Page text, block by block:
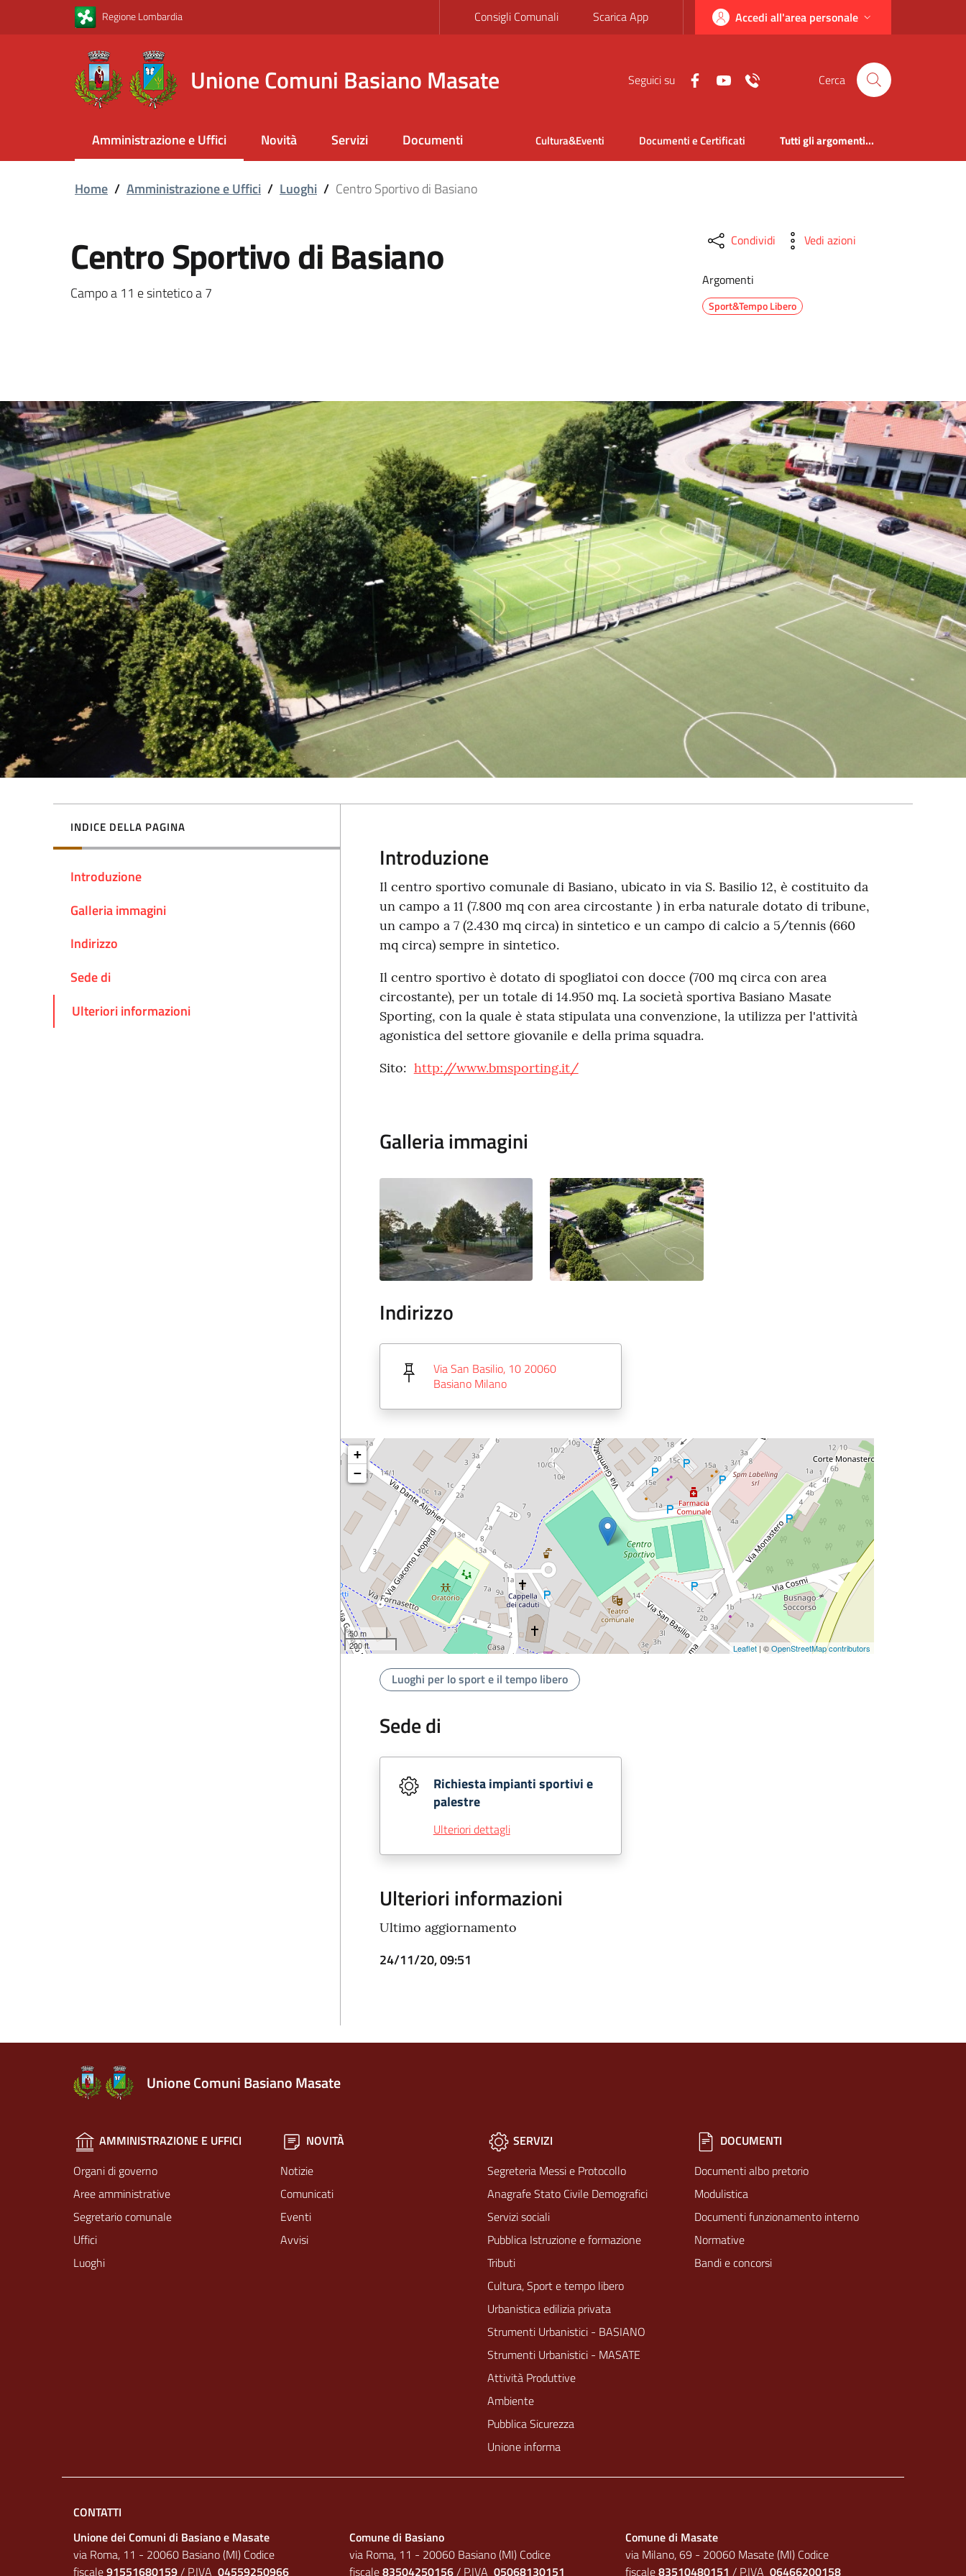
Vai al contenuto principale
Regione Lombardia Consigli Comunali Scarica App Accedi all'area personale
Unione Comuni Basiano Masate Seguici su Cerca
Amministrazione e Uffici Novità Servizi Documenti Cultura&Eventi Documenti e Certificati Tutti gli argomenti...
Home / Amministrazione e Uffici / Luoghi / Centro Sportivo di Basiano
Centro Sportivo di Basiano
Campo a 11 e sintetico a 7
Condividi Vedi azioni
Argomenti
Sport&Tempo Libero
INDICE DELLA PAGINA
Introduzione
Galleria immagini
Indirizzo
Sede di
Ulteriori informazioni
Introduzione
Il centro sportivo comunale di Basiano, ubicato in via S. Basilio 12, è costituito da
un campo a 11 (7.800 mq con area circostante ) in erba naturale dotato di tribune,
un campo a 7 (2.430 mq circa) in sintetico e un campo di calcio a 5/tennis (660
mq circa) sempre in sintetico.
Il centro sportivo è dotato di spogliatoi con docce (700 mq circa con area
circostante), per un totale di 14.950 mq. La società sportiva Basiano Masate
Sporting, con la quale è stata stipulata una convenzione, la utilizza per l'attività
agonistica del settore giovanile e della prima squadra.
Sito: http://www.bmsporting.it/
Galleria immagini
Indirizzo
Via San Basilio, 10 20060
Basiano Milano
+
−
50 m
200 ft
Leaflet| ©OpenStreetMap contributors
Luoghi per lo sport e il tempo libero
Sede di
Richiesta impianti sportivi e
palestre
Ulteriori dettagli
Ulteriori informazioni
Ultimo aggiornamento
24/11/20, 09:51
Unione Comuni Basiano Masate
AMMINISTRAZIONE E UFFICI
Organi di governo
Aree amministrative
Segretario comunale
Uffici
Luoghi
NOVITÀ
Notizie
Comunicati
Eventi
Avvisi
SERVIZI
Segreteria Messi e Protocollo
Anagrafe Stato Civile Demografici
Servizi sociali
Pubblica Istruzione e formazione
Tributi
Cultura, Sport e tempo libero
Urbanistica edilizia privata
Strumenti Urbanistici - BASIANO
Strumenti Urbanistici - MASATE
Attività Produttive
Ambiente
Pubblica Sicurezza
Unione informa
DOCUMENTI
Documenti albo pretorio
Modulistica
Documenti funzionamento interno
Normative
Bandi e concorsi
CONTATTI
Unione dei Comuni di Basiano e Masate
via Roma, 11 - 20060 Basiano (MI) Codice
fiscale91551680159/ P.IVA 04559250966
Comune di Basiano
via Roma, 11 - 20060 Basiano (MI) Codice
fiscale83504250156/ P.IVA 05068130151
Comune di Masate
via Milano, 69 - 20060 Masate (MI) Codice
fiscale83510480151 / P.IVA 06466200158